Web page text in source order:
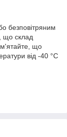
безповітряним
що склад
що
від -40 °C